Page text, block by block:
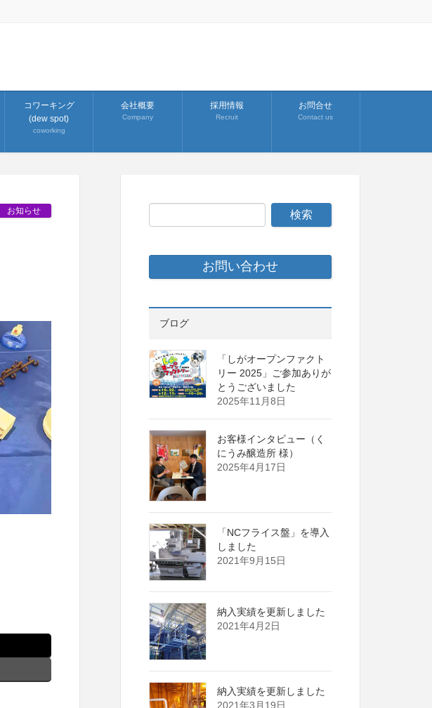
コワーキング
(dew spot)
coworking
会社概要
Company
採用情報
Recruit
お問合せ
Contact us
お知らせ
お問い合わせ
ブログ
「しがオープンファクト
リー 2025」ご参加ありが
とうございました
2025年11月8日
お客様インタビュー（く
にうみ醸造所 様）
2025年4月17日
「NCフライス盤」を導入
しました
2021年9月15日
納入実績を更新しました
2021年4月2日
納入実績を更新しました
2021年3月19日